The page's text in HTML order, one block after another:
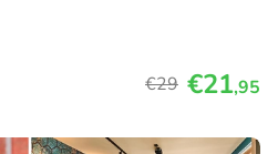
€29 €21,95